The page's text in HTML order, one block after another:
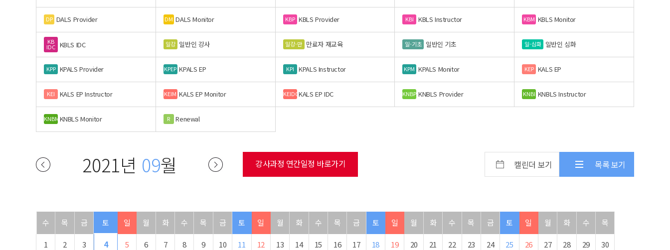
DP DALS Provider DM DALS Monitor KBP KBLS Provider KBI KBLS Instructor KBM KBLS Monitor
KB
IDC KBLS IDC 일강 일반인 강사 일강-만 만료자 재교육 일-기초 일반인 기초 일-심화 일반인 심화
KPP KPALS Provider KPEP KPALS EP KPI KPALS Instructor KPM KPALS Monitor KEP KALS EP
KEI KALS EP Instructor KEIM KALS EP Monitor KEIDCKALS EP IDC KNBP KNBLS Provider KNBI KNBLS Instructor
KNBM KNBLS Monitor R Renewal
2021년 09월 강사과정 연간일정 바로가기 캘린더 보기 목록 보기
수 목 금 토 일 월 화 수 목 금 토 일 월 화 수 목 금 토 일 월 화 수 목 금 토 일 월 화 수 목
1 2 3 4 5 6 7 8 9 10 11 12 13 14 15 16 17 18 19 20 21 22 23 24 25 26 27 28 29 30